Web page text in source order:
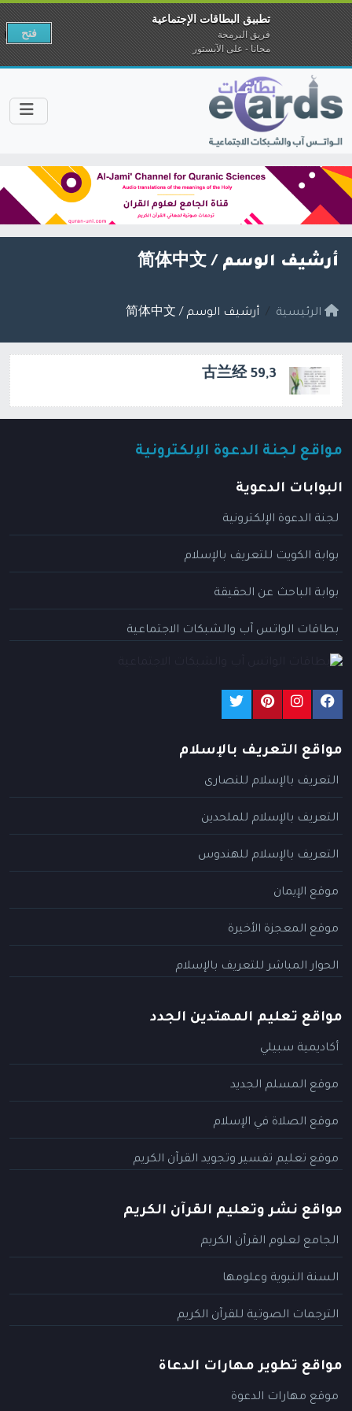
أرشيف الوسم / 简体中文
الرئيسية أرشيف الوسم / 简体中文
古兰经 59,3
مواقع لجنة الدعوة الإلكترونية
البوابات الدعوية
لجنة الدعوة الإلكترونية
بوابة الكويت للتعريف بالإسلام
بوابة الباحث عن الحقيقة
بطاقات الواتس آب والشبكات الاجتماعية
مواقع التعريف بالإسلام
التعريف بالإسلام للنصارى
التعريف بالإسلام للملحدين
التعريف بالإسلام للهندوس
موقع الإيمان
موقع المعجزة الأخيرة
الحوار المباشر للتعريف بالإسلام
مواقع تعليم المهتدين الجدد
أكاديمية سبيلي
موقع المسلم الجديد
موقع الصلاة في الإسلام
موقع تعليم تفسير وتجويد القرآن الكريم
مواقع نشر وتعليم القرآن الكريم
الجامع لعلوم القرآن الكريم
السنة النبوية وعلومها
الترجمات الصوتية للقرآن الكريم
مواقع تطوير مهارات الدعاة
موقع مهارات الدعوة
تطبيق البطاقات الإجتماعية
فريق البرمجة
مجانا - على الآبستور
فتح